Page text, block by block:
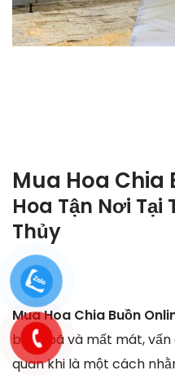
Mua Hoa Chia
Hoa Tận Nơi Tại
Thủy
Mua Hoa Chia Buồn
buồn bã và mất mát,
quan khi là một cách